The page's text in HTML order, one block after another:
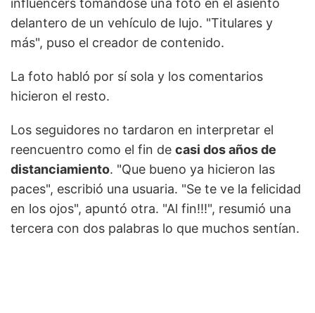
influencers tomándose una foto en el asiento
delantero de un vehículo de lujo. "Titulares y
más", puso el creador de contenido.
La foto habló por sí sola y los comentarios
hicieron el resto.
Los seguidores no tardaron en interpretar el
reencuentro como el fin de casi dos años de
distanciamiento. "Que bueno ya hicieron las
paces", escribió una usuaria. "Se te ve la felicidad
en los ojos", apuntó otra. "Al fin!!!", resumió una
tercera con dos palabras lo que muchos sentían.